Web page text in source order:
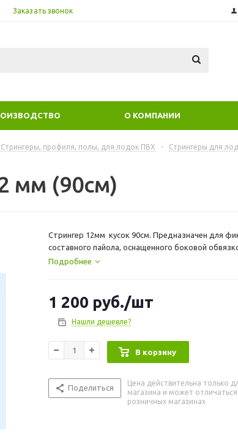
Заказать звонок
О КОМПАНИИ
Стрингеры, профиля, полы, для лодок ПВХ - Стрингеры для
мм (90см)
Стрингер 12мм кусок 90см. Предназначен для
составного пайола, оснащенного боковой
Дает возможность существенно увеличить
фиксированной длины 0,90 м.
Подробнее
1 200 руб./шт
Нашли дешевле?
В корзину
Поделиться
Цена действительна только
магазина и может
розничных магазинах